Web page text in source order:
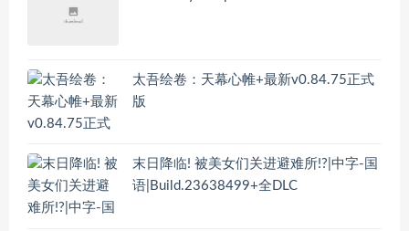
太吾绘卷：天幕心帷+最新v0.84.75正式
版
末日降临! 被美女们关进避难所!?|中字-国
语|Build.23638499+全DLC